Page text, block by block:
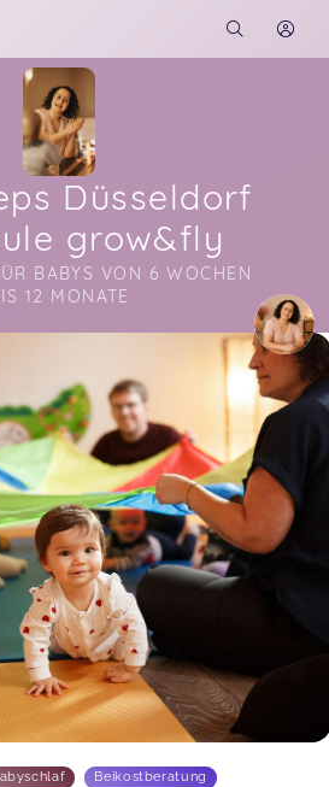
Düsseldorf
grow&fly
BABYS VON 6 WOCHEN
12 MONATE
about me here...
Beikostberatung